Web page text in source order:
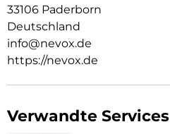
33106 Paderborn
Deutschland
info@nevox.de
https://nevox.de
Verwandte Services